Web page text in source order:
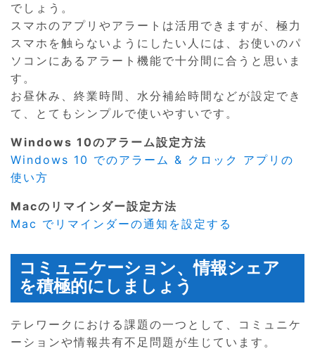
でしょう。
スマホのアプリやアラートは活用できますが、極力
スマホを触らないようにしたい人には、お使いのパ
ソコンにあるアラート機能で十分間に合うと思いま
す。
お昼休み、終業時間、水分補給時間などが設定でき
て、とてもシンプルで使いやすいです。
Windows 10のアラーム設定方法
Windows 10 でのアラーム & クロック アプリの
使い方
Macのリマインダー設定方法
Mac でリマインダーの通知を設定する
コミュニケーション、情報シェア
を積極的にしましょう
テレワークにおける課題の一つとして、コミュニケ
ーションや情報共有不足問題が生じています。